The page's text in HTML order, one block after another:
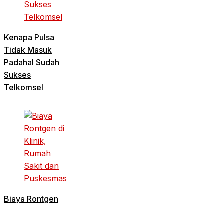
Kenapa Pulsa
Tidak Masuk
Padahal Sudah
Sukses
Telkomsel
Biaya Rontgen